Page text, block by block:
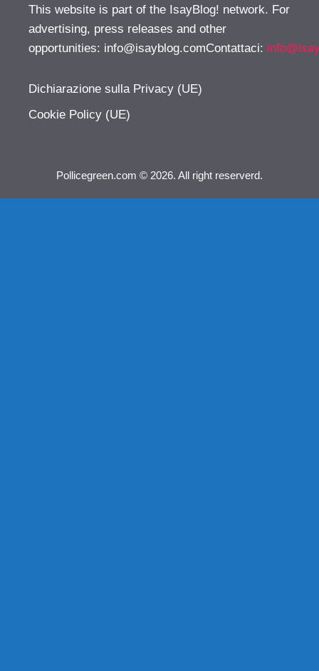
This website is part of the IsayBlog! network. For
advertising, press releases and other
opportunities: info@isayblog.comContattaci:
Dichiarazione sulla Privacy (UE)
Cookie Policy (UE)
Pollicegreen.com © 2026. All right reserverd.